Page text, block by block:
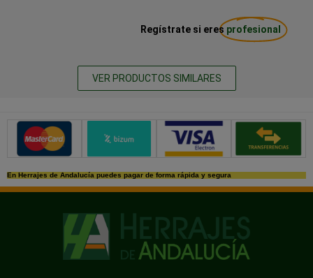
Regístrate si eres profesional
VER PRODUCTOS SIMILARES
Métodos de pago seguros
En Herrajes de Andalucía puedes pagar de forma rápida y segura